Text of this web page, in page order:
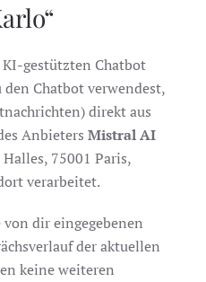
gestützten Chatbot
den Chatbot verwendest,
direkt aus
Anbieters Mistral AI
75001 Paris,
verarbeitet.
dir eingegebenen
der aktuellen
keine weiteren